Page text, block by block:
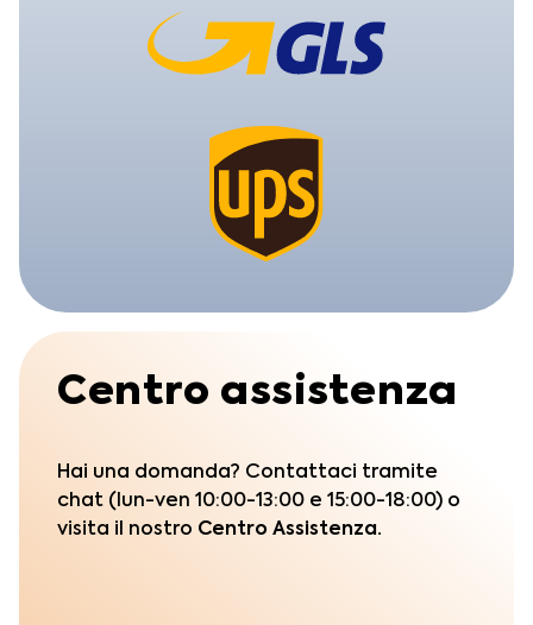
Centro assistenza
Hai una domanda? Contattaci tramite
chat (lun-ven 10:00-13:00 e 15:00-18:00) o
visita il nostro Centro Assistenza.